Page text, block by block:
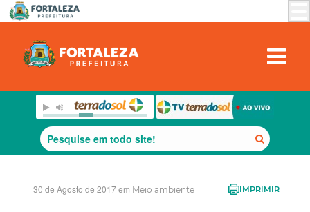
30 de Agosto de 2017 em Meio ambiente IMPRIMIR